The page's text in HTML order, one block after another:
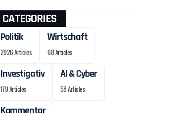
CATEGORIES
Politik
2926 Articles
Wirtschaft
68 Articles
Investigativ
179 Articles
AI & Cyber
58 Articles